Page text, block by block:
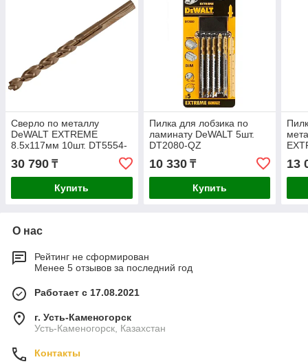
Сверло по металлу
DeWALT EXTREME
8.5x117мм 10шт. DT5554-
30 790 ₸
Купить
Пилка для лобзика по
ламинату DeWALT 5шт.
DT2080-QZ
10 330₸
Купить
13
О нас
Рейтинг не сформирован
Менее 5 отзывов за последний год
Работает с 17.08.2021
г. Усть-Каменогорск
Усть-Каменогорск, Казахстан
Контакты